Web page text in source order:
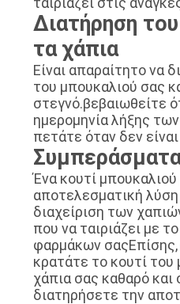
Διατήρηση
τα χάπια
Είναι απαραίτητο να
του μπουκαλιού σας
στεγνό.βεβαιωθείτε
ημερομηνία λήξης
πετάτε όταν δεν
Ένα κουτί μπουκαλιού
αποτελεσματική
διαχείριση των
που να ταιριάζει με
φαρμάκων σαςΕπίσης,
κρατάτε το κουτί του
χάπια σας καθαρό και
διατηρήσετε την